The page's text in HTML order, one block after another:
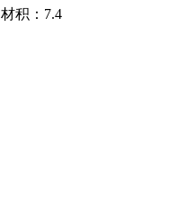
材积：7.4